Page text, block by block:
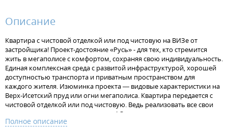
Описание
Квартира с чистовой отделкой или под чистовую на ВИЗе от
застройщика! Проект-достояние «Русь» - для тех, кто стремится
жить в мегаполисе с комфортом, сохраняя свою индивидуальность.
Единая комплексная среда с развитой инфраструктурой, хорошей
доступностью транспорта и приватным пространством для
каждого жителя. Изюминка проекта — видовые характеристики на
Верх-Исетский пруд или огни мегаполиса. Квартира передается с
чистовой отделкой или под чистовую. Ведь реализовать все свои
идеи в интерьере - это так здорово! Отделка под чистовую - потолок
без отделки, стяжка на полу под финишную отделку, штукатурка на
Полное описание